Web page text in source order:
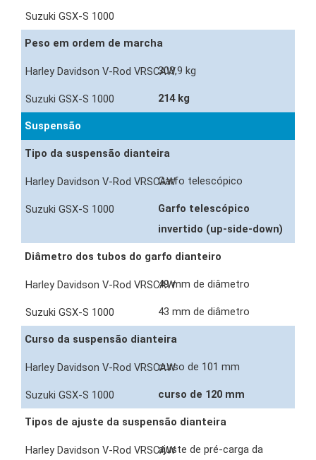
Peso em ordem de marcha
303,9 kg
214 kg
Suspensão
Tipo da suspensão dianteira
Garfo telescópico
Garfo telescópico
invertido (up-side-down)
Diâmetro dos tubos do garfo dianteiro
49 mm de diâmetro
43 mm de diâmetro
Curso da suspensão dianteira
curso de 101 mm
curso de 120 mm
Tipos de ajuste da suspensão dianteira
ajuste de pré-carga da